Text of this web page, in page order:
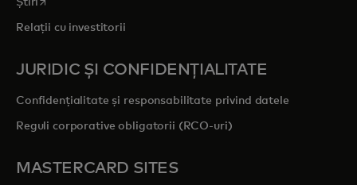
Știri
Relații cu investitorii
JURIDIC ȘI CONFIDENȚIALITATE
Confidențialitate și responsabilitate privind datele
Reguli corporative obligatorii (RCO-uri)
MASTERCARD SITES